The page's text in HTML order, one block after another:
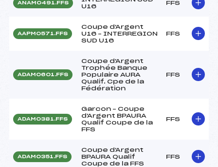
ANAM0491.FFS
U16
FFS
AAPM0571.FFS
Coupe d'Argent
U16 – INTERREGION
SUD U16
FFS
ADAM0601.FFS
Coupe d'Argent
Trophée Banque
Populaire AURA
Qualif. Cpe de la
Fédération
FFS
ADAM0381.FFS
Garcon – Coupe
d'Argent BPAURA
Qualif Coupe de la
FFS
FFS
ADAM0351.FFS
Coupe d'Argent
BPAURA Qualif
Coupe de la FFS
FFS